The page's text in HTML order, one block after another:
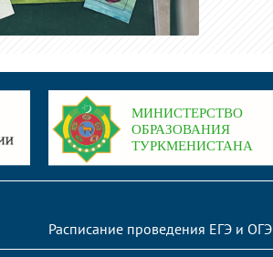
Расписание проведения ЕГЭ и ОГЭ